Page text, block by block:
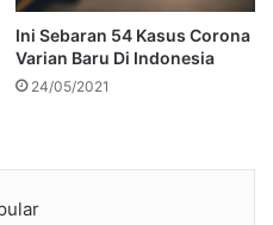
Ini Sebaran 54 Kasus Corona
Varian Baru Di Indonesia
24/05/2021